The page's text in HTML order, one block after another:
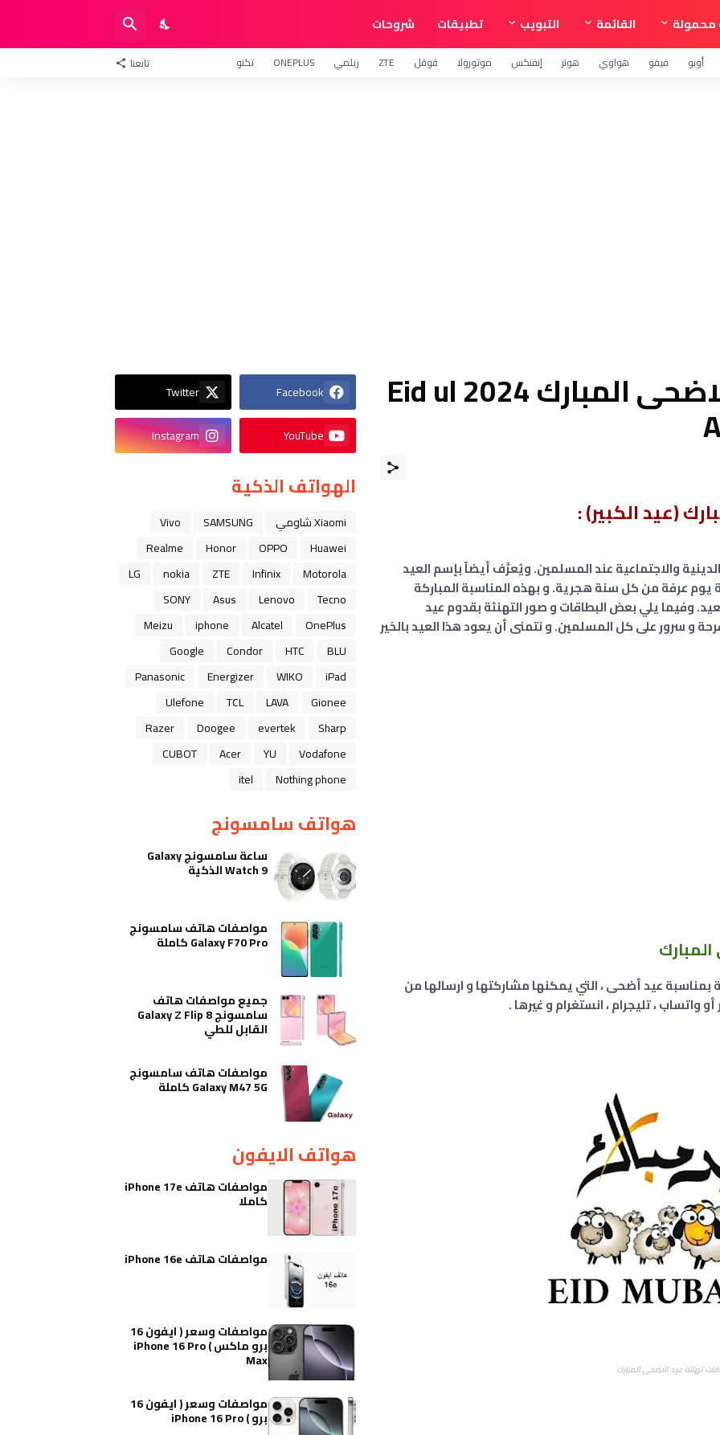
القائمة التبويب تطبيقات شروحات
أوبو فيفو هواوي هونر إنفنكس موتورولا قوقل ZTE ريلمي ONEPLUS تكنو تابعنا
بطاقات تهنئة عيد الاضحى المبارك 2024 Eid ul
(عيد الكبير) :
والاجتماعية عند المسلمين. ويُعرَّف أيضاً بإسم العيد
انتهاء وقفة يوم عرفة من كل سنة هجرية. و بهذه المناسبة المباركة
وفيما يلي بعض البطاقات و صور التهنئة بقدوم عيد
و سرور على كل المسلمين. و نتمنى أن يعود هذا العيد بالخير
عيد أضحى ، التي يمكنها مشاركتها و ارسالها من
، تليجرام ، انستغرام و غيرها .
تهنئة عيد الاضحى المبارك
Facebook
Twitter
YouTube
Instagram
الهواتف الذكية
Xiaomi شاومي SAMSUNG
Vivo
Huawei
OPPO
Honor
Realme
Motorola
Infinix
ZTE
nokia
LG
Tecno
Lenovo
Asus
SONY
OnePlus
Alcatel
iphone
Meizu
BLU
HTC
Condor
Google
iPad
WIKO
Energizer
Panasonic
Gionee
LAVA
TCL
Ulefone
Sharp
evertek
Doogee
Razer
Vodafone
YU
Acer
CUBOT
Nothing phone
itel
هواتف سامسونج
ساعة سامسونج Galaxy
Watch 9 الذكية
مواصفات هاتف سامسونج
Galaxy F70 Pro كاملة
جميع مواصفات هاتف
سامسونج Galaxy Z Flip 8
القابل للطي
مواصفات هاتف سامسونج
Galaxy M47 5G كاملة
هواتف الايفون
مواصفات هاتف iPhone 17e
كاملا
مواصفات هاتف iPhone 16e
مواصفات وسعر ( ايفون 16
برو ماكس ) iPhone 16 Pro
Max
مواصفات وسعر ( ايفون 16
برو ) iPhone 16 Pro